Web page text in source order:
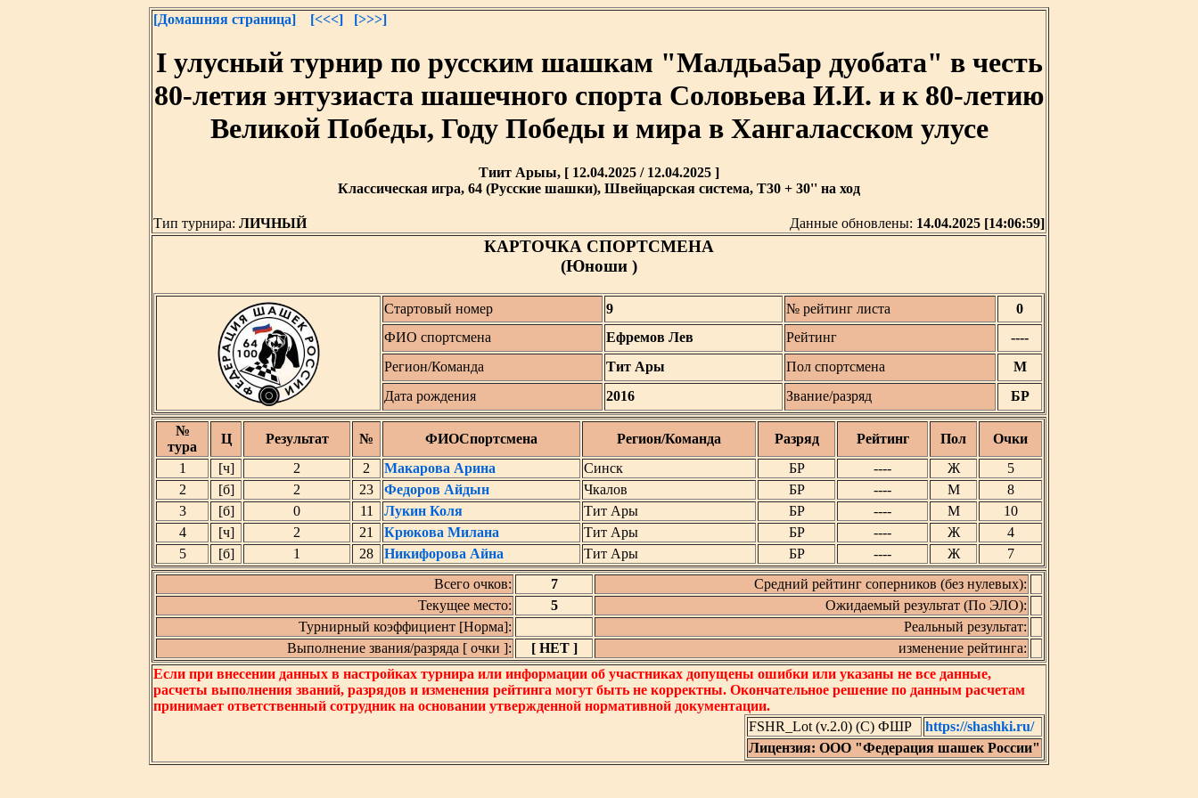
[Домашняя страница] [<<<] [>>>]
I улусный турнир по русским шашкам "Малдьа5ар дуобата" в честь
80-летия энтузиаста шашечного спорта Соловьева И.И. и к 80-летию
Великой Победы, Году Победы и мира в Хангаласском улусе
Тиит Арыы, [ 12.04.2025 / 12.04.2025 ]
Классическая игра, 64 (Русские шашки), Швейцарская система, T30 + 30'' на ход
Тип турнира: ЛИЧНЫЙ Данные обновлены: 14.04.2025 [14:06:59]
КАРТОЧКА СПОРТСМЕНА
(Юноши )
Стартовый номер 9 № рейтинг листа
0
ФИО спортсмена
Ефремов Лев Рейтинг
----
Регион/Команда
Тит Ары Пол спортсмена
М
Дата рождения
2016 Звание/разряд БР
№
тура
Ц Результат № ФИОСпортсмена Регион/Команда Разряд Рейтинг Пол
Очки
1
[ч] 2 2 Макарова Арина Синск БР ---- Ж
5
2
[б] 2 23 Федоров Айдын Чкалов БР ---- М
8
3
[б] 0 11 Лукин Коля Тит Ары БР ---- М
10
4
[ч] 2 21 Крюкова Милана Тит Ары БР ---- Ж
4
5
[б] 1 28 Никифорова Айна Тит Ары БР ---- Ж
7
Всего очков:
7
Средний рейтинг соперников (без нулевых):
Текущее место:
5
Ожидаемый результат (По ЭЛО):
Турнирный коэффициент [Норма]:
Реальный результат:
Выполнение звания/разряда [ очки ]:
[ НЕТ ]
изменение рейтинга:
Если при внесении данных в настройках турнира или информации об участниках допущены ошибки или указаны не все данные,
расчеты выполнения званий, разрядов и изменения рейтинга могут быть не корректны. Окончательное решение по данным расчетам
принимает ответственный сотрудник на основании утвержденной нормативной документации.
FSHR_Lot (v.2.0) (C) ФШР
https://shashki.ru/
Лицензия: ООО "Федерация шашек России"